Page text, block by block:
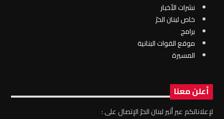
نشرات الأخبار
خاص لبنان الحرّ
برامج
موقع القوات البنانية
المسيرة
أعلن معنا
لإعلاناتكم عبر أثير لبنان الحرّ الإتصال على :